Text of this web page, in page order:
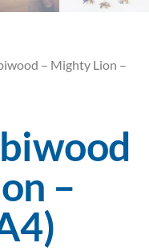
– Mighty Lion –
–